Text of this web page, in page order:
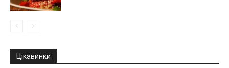
Цікавинки